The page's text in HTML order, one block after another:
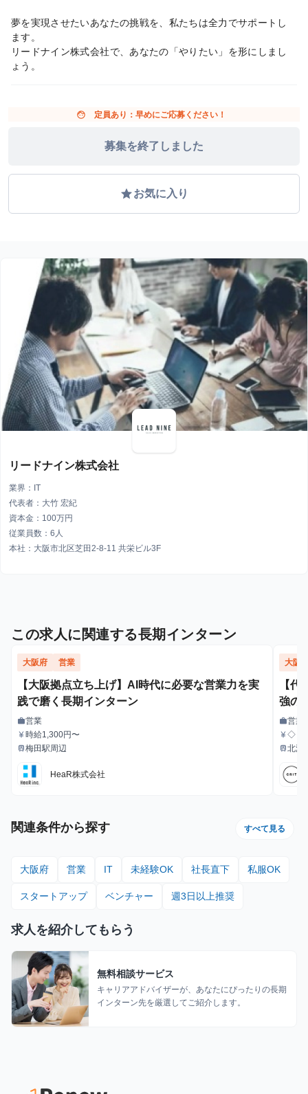
夢を実現させたいあなたの挑戦を、私たちは全力でサポートし
ます。
リードナイン株式会社で、あなたの「やりたい」を形にしまし
ょう。
face 定員あり：早めにご応募ください！
募集を終了しました
gradeお気に入り
リードナイン株式会社
業界：IT
代表者：大竹 宏紀
資本金：100万円
従業員数：6人
本社：大阪市北区芝田2-8-11 共栄ビル3F
この求人に関連する長期インターン
大阪府 営業
【大阪拠点立ち上げ】AI時代に必要な営業力を実
践で磨く長期インターン
職種
work営業
給与
currency_yen時給1,300円〜
最寄駅
train梅田駅周辺
HeaR株式会社
大阪
【
強の
職種
work営業
給与
currency_yen◇ 入
イミ
定）
0円 ＊1日8時間の稼働で、平均1.5~2件程度のアポイント獲得が
最寄駅
train北浜
関連条件から探す すべて見る
大阪府 営業 IT 未経験OK 社長直下 私服OK
スタートアップ ベンチャー 週3日以上推奨
求人を紹介してもらう
無料相談サービス
キャリアアドバイザーが、あなたにぴったりの長期
インターン先を厳選してご紹介します。